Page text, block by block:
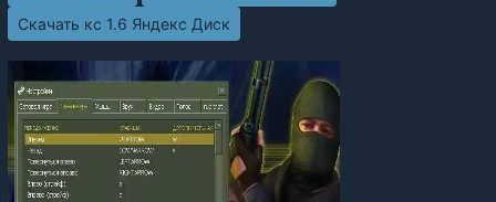
Скачать кс 1.6 Яндекс Диск